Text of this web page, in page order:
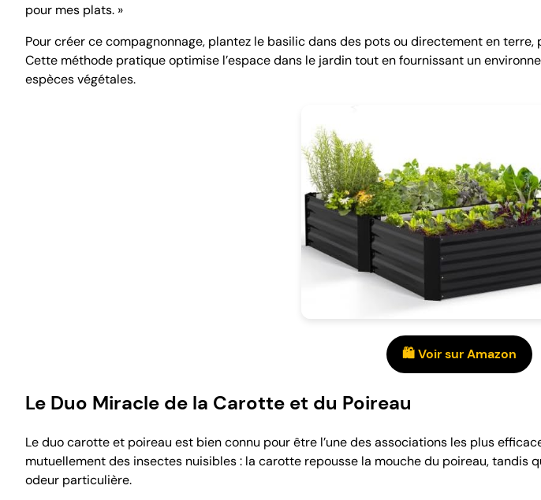
pour mes plats. »
Pour créer ce compagnonnage, plantez le basilic dans des pots ou directement en
Cette méthode pratique optimise l’espace dans le jardin tout en fournissant un
espèces végétales.
🛍️ Voir sur Amazon
Le Duo Miracle de la Carotte et du Poireau
Le duo carotte et poireau est bien connu pour être l’une des associations les plus
mutuellement des insectes nuisibles : la carotte repousse la mouche du poireau, tandis
odeur particulière.